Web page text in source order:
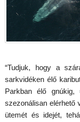
“Tudjuk, hogy a
sarkvidéken élő
Parkban élő
szezonálisan elérhető
ütemét és idejét,